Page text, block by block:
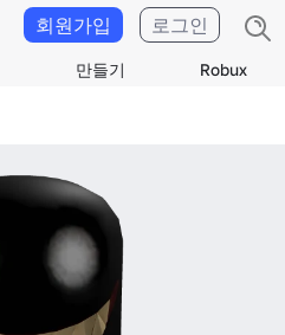
만들기 Robux
회원가입 로그인